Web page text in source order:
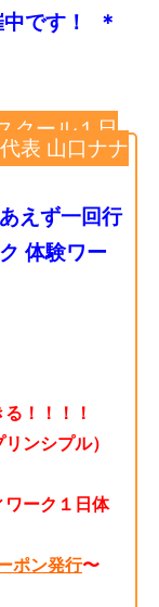
です！
＊
クール１日
表 山口ナナ
えず一回行
体験ワー
！！！！
ンシプル）
ワーク１日体
ポン発行〜